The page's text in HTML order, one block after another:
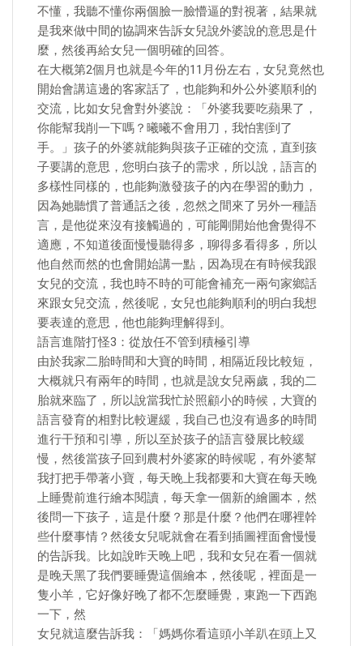
不懂，我聽不懂你兩個臉一臉懵逼的對視著，結果就
是我來做中間的協調來告訴女兒說外婆說的意思是什
麼，然後再給女兒一個明確的回答。
在大概第2個月也就是今年的11月份左右，女兒竟然也
開始會講這邊的客家話了，也能夠和外公外婆順利的
交流，比如女兒會對外婆說：「外婆我要吃蘋果了，
你能幫我削一下嗎？曦曦不會用刀，我怕割到了
手。」孩子的外婆就能夠與孩子正確的交流，直到孩
子要講的意思，您明白孩子的需求，所以說，語言的
多樣性同樣的，也能夠激發孩子的內在學習的動力，
因為她聽慣了普通話之後，忽然之間來了另外一種語
言，是他從來沒有接觸過的，可能剛開始他會覺得不
適應，不知道後面慢慢聽得多，聊得多看得多，所以
他自然而然的也會開始講一點，因為現在有時候我跟
女兒的交流，我也時不時的可能會補充一兩句家鄉話
來跟女兒交流，然後呢，女兒也能夠順利的明白我想
要表達的意思，他也能夠理解得到。
語言進階打怪3：從放任不管到積極引導
由於我家二胎時間和大寶的時間，相隔近段比較短，
大概就只有兩年的時間，也就是說女兒兩歲，我的二
胎就來臨了，所以說當我忙於照顧小的時候，大寶的
語言發育的相對比較遲緩，我自己也沒有過多的時間
進行干預和引導，所以至於孩子的語言發展比較緩
慢，然後當孩子回到農村外婆家的時候呢，有外婆幫
我打把手帶著小寶，每天晚上我都要和大寶在每天晚
上睡覺前進行繪本閱讀，每天拿一個新的繪圖本，然
後問一下孩子，這是什麼？那是什麼？他們在哪裡幹
些什麼事情？然後女兒呢就會在看到插圖裡面會慢慢
的告訴我。比如說昨天晚上吧，我和女兒在看一個就
是晚天黑了我們要睡覺這個繪本，然後呢，裡面是一
隻小羊，它好像好晚了都不怎麼睡覺，東跑一下西跑
一下，然
女兒就這麼告訴我：「媽媽你看這頭小羊趴在頭上又